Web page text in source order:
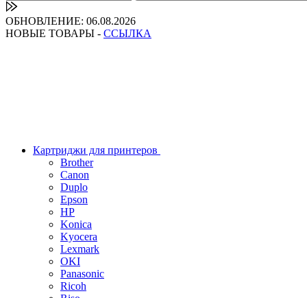
ОБНОВЛЕНИЕ: 06.08.2026
НОВЫЕ ТОВАРЫ - ССЫЛКА
Картриджи для принтеров
Brother
Canon
Duplo
Epson
HP
Konica
Kyocera
Lexmark
OKI
Panasonic
Ricoh